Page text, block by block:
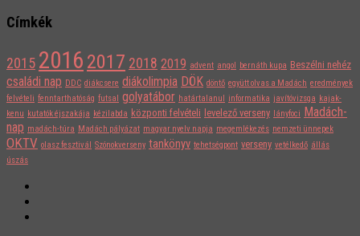
Címkék
2015 2016 2017 2018 2019 advent angol bernáth kupa Beszélni nehéz
családi nap DDC diákcsere diákolimpia DÖK döntő együtt olvas a Madách eredmények
felvételi fenntarthatóság futsal golyatábor határtalanul informatika javítóvizsga kajak-
kenu kutatók éjszakája kézilabda központi felvételi levelező verseny lányfoci Madách-
nap madách-túra Madách pályázat magyar nyelv napja megemlékezés nemzeti ünnepek
OKTV olasz fesztivál Szónokverseny tankönyv tehetségpont verseny vetélkedő állás
úszás